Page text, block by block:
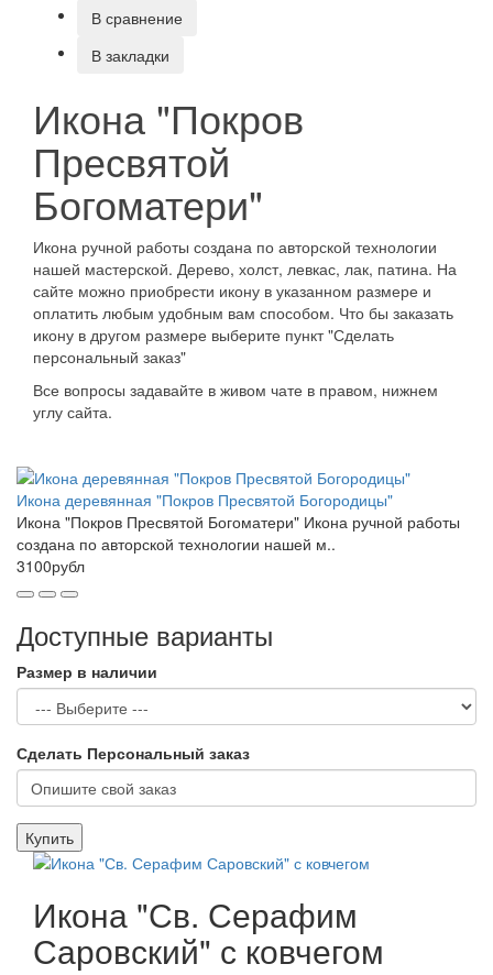
В сравнение
В закладки
Икона "Покров
Пресвятой
Богоматери"
Икона ручной работы создана по авторской технологии
нашей мастерской. Дерево, холст, левкас, лак, патина. На
сайте можно приобрести икону в указанном размере и
оплатить любым удобным вам способом. Что бы заказать
икону в другом размере выберите пункт "Сделать
персональный заказ"
Все вопросы задавайте в живом чате в правом, нижнем
углу сайта.
Икона деревянная "Покров Пресвятой Богородицы"
Икона "Покров Пресвятой Богоматери" Икона ручной работы
создана по авторской технологии нашей м..
3100рубл
Доступные варианты
Размер в наличии
Сделать Персональный заказ
Купить
Икона "Св. Серафим
Саровский" с ковчегом